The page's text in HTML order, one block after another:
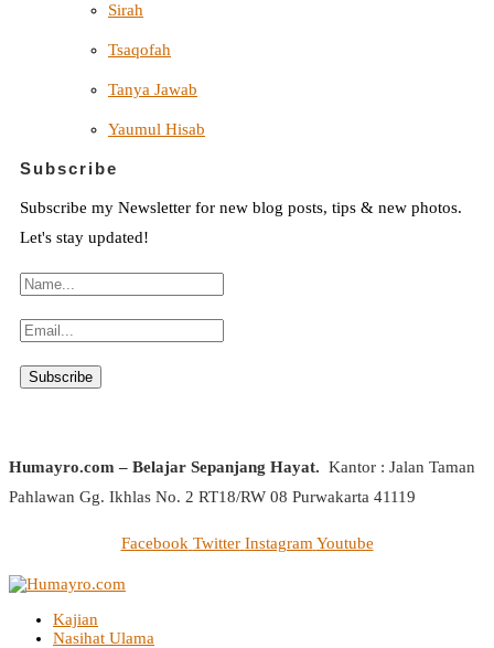
Sirah
Tsaqofah
Tanya Jawab
Yaumul Hisab
Subscribe
Subscribe my Newsletter for new blog posts, tips & new photos.
Let's stay updated!
Humayro.com – Belajar Sepanjang Hayat. Kantor : Jalan Taman
Pahlawan Gg. Ikhlas No. 2 RT18/RW 08 Purwakarta 41119
Facebook Twitter Instagram Youtube
Kajian
Nasihat Ulama